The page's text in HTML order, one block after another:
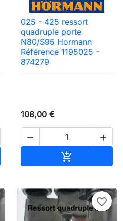
025 - 425 ressort
quadruple porte
N80/S95 Hormann
Référence 1195025 -
874279
108,00 €
 

favorite_border